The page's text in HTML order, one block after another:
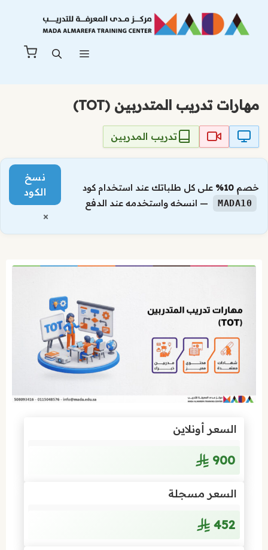
المحتوى
مهارات تدريب المتدربين (TOT)
تدريب المدربين
خصم 10% على كل طلباتك عند استخدام كود
MADA10 — انسخه واستخدمه عند الدفع
نسخ
الكود
×
السعر أونلاين
900
السعر مسجلة
452